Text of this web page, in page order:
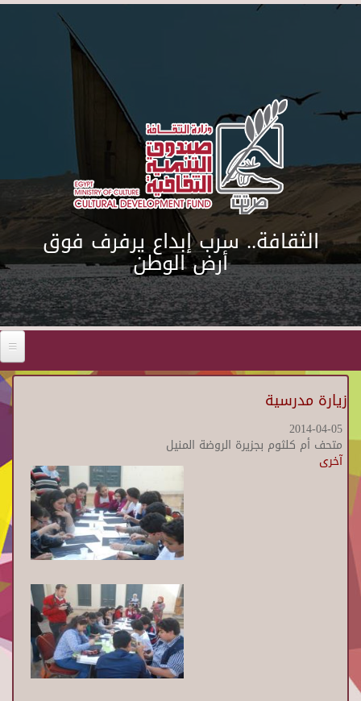
Skip to main content
الثقافة.. سرب إبداع يرفرف فوق
أرض الوطن
زيارة مدرسية
2014-04-05
متحف أم كلثوم بجزيرة الروضة المنيل
آخرى